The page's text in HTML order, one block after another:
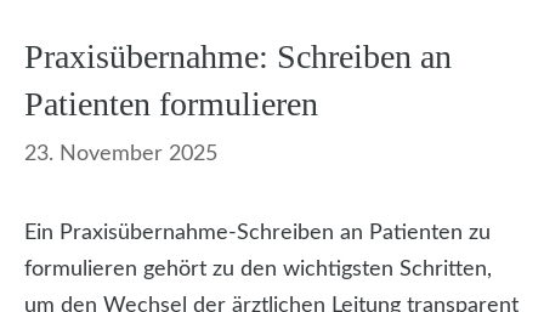
Praxisübernahme: Schreiben an
Patienten formulieren
23. November 2025
Ein Praxisübernahme-Schreiben an Patienten zu
formulieren gehört zu den wichtigsten Schritten,
um den Wechsel der ärztlichen Leitung transparent